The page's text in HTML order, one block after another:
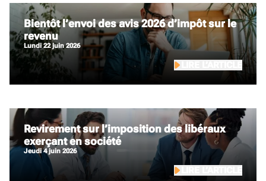
Bientôt l’envoi des avis 2026 d’impôt sur le
revenu
lundi 22 juin 2026
Revirement sur l’imposition des libéraux
exerçant en société
jeudi 4 juin 2026